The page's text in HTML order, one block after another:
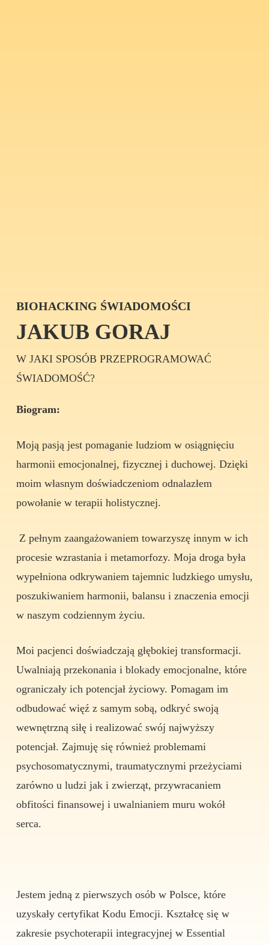
BIOHACKING ŚWIADOMOŚCI
JAKUB GORAJ
W JAKI SPOSÓB PRZEPROGRAMOWAĆ
ŚWIADOMOŚĆ?
Biogram:
Moją pasją jest pomaganie ludziom w osiągnięciu
harmonii emocjonalnej, fizycznej i duchowej. Dzięki
moim własnym doświadczeniom odnalazłem
powołanie w terapii holistycznej.
Z pełnym zaangażowaniem towarzyszę innym w ich
procesie wzrastania i metamorfozy. Moja droga była
wypełniona odkrywaniem tajemnic ludzkiego umysłu,
poszukiwaniem harmonii, balansu i znaczenia emocji
w naszym codziennym życiu.
Moi pacjenci doświadczają głębokiej transformacji.
Uwalniają przekonania i blokady emocjonalne, które
ograniczały ich potencjał życiowy. Pomagam im
odbudować więź z samym sobą, odkryć swoją
wewnętrzną siłę i realizować swój najwyższy
potencjał. Zajmuję się również problemami
psychosomatycznymi, traumatycznymi przeżyciami
zarówno u ludzi jak i zwierząt, przywracaniem
obfitości finansowej i uwalnianiem muru wokół
serca.
Jestem jedną z pierwszych osób w Polsce, które
uzyskały certyfikat Kodu Emocji. Kształcę się w
zakresie psychoterapii integracyjnej w Essential